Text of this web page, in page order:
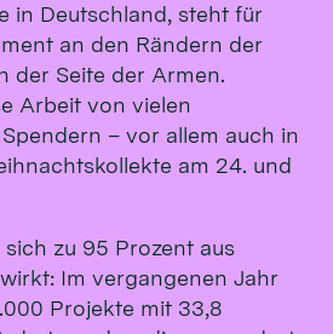
in Deutschland, steht für
an den Rändern der
der Seite der Armen.
Arbeit von vielen
– vor allem auch in
am 24. und
zu 95 Prozent aus
Im vergangenen Jahr
Projekte mit 33,8